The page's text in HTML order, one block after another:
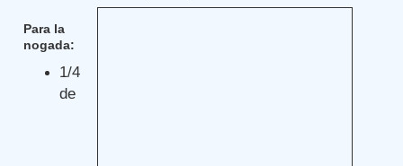
Para la
nogada:
1/4
de